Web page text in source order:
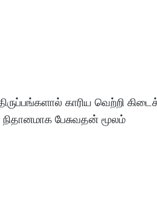
காரிய வெற்றி
நிதானமாக பேசுவதன் மூலம்